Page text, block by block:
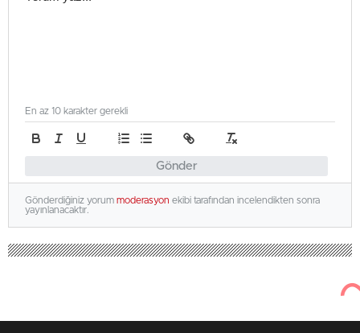
Gönder
En az 10 karakter gerekli
Gönderdiğiniz yorum moderasyon ekibi tarafından incelendikten sonra
yayınlanacaktır.